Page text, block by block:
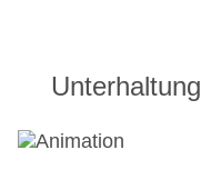
Unterhaltung